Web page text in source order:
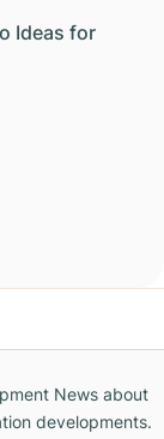
Ideas for
News about
developments.